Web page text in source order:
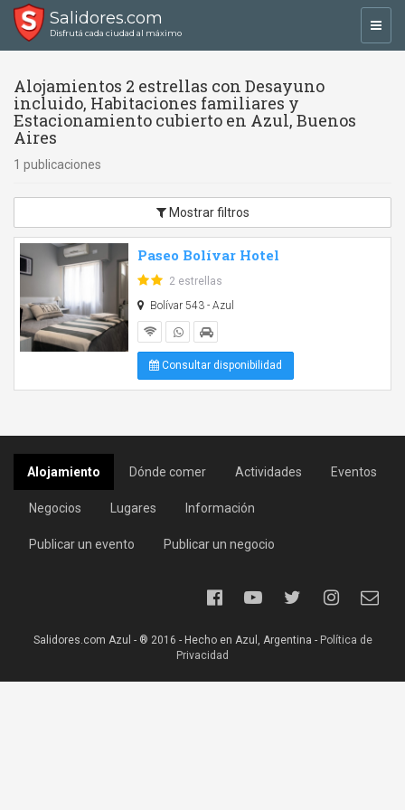
Salidores.com
Disfrutá cada ciudad al máximo
Alojamientos 2 estrellas con Desayuno
incluido, Habitaciones familiares y
Estacionamiento cubierto en Azul, Buenos
Aires
1 publicaciones
Mostrar filtros
Paseo Bolívar Hotel
2 estrellas
Bolívar 543 - Azul
Consultar disponibilidad
Alojamiento Dónde comer Actividades Eventos
Negocios Lugares Información
Publicar un evento Publicar un negocio
Salidores.com Azul - ® 2016 - Hecho en Azul, Argentina - Política de
Privacidad